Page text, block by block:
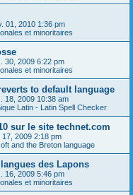
01, 2010 1:36 pm
et minoritaires
30, 2009 6:22 pm
et minoritaires
to default language
18, 2009 10:38 am
Latin - Latin Spell Checker
sur le site technet.com
17, 2009 2:18 pm
and the Breton language
des Lapons
16, 2009 5:46 pm
et minoritaires